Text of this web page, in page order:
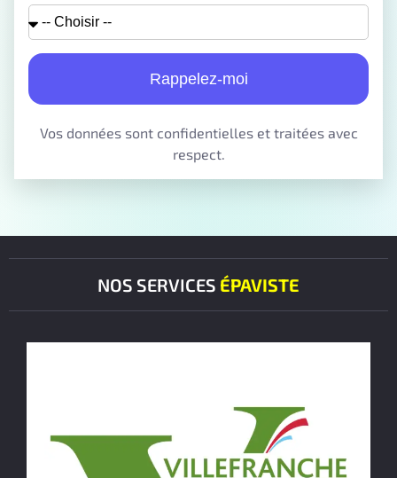
Rappelez-moi
Vos données sont confidentielles et traitées avec
respect.
NOS SERVICES ÉPAVISTE